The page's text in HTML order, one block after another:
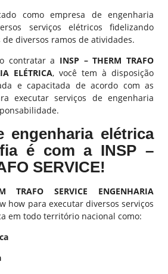
como empresa de engenharia
serviços elétricos fidelizando
diversos ramos de atividades.
contratar a INSP – THERM TRAFO
ELÉTRICA, você tem à disposição
e capacitada de acordo com as
executar serviços de engenharia
engenharia elétrica
é com a INSP –
SERVICE!
TRAFO SERVICE ENGENHARIA
how para executar diversos serviços
em todo território nacional como: